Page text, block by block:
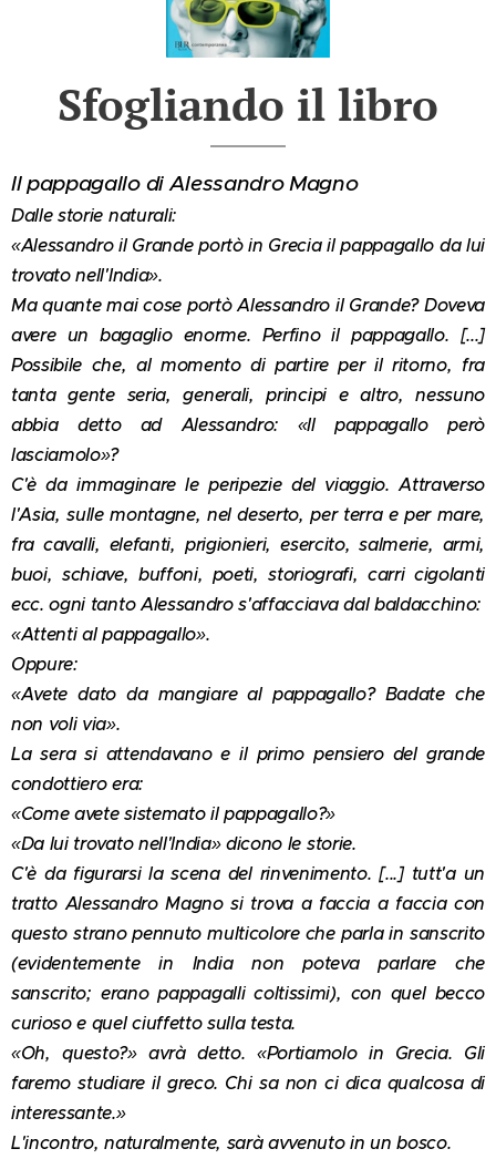
Sfogliando il libro
Il pappagallo di Alessandro Magno
Dalle storie naturali:
«Alessandro il Grande portò in Grecia il pappagallo da lui
trovato nell'India».
Ma quante mai cose portò Alessandro il Grande? Doveva
avere un bagaglio enorme. Perfino il pappagallo. [...]
Possibile che, al momento di partire per il ritorno, fra
tanta gente seria, generali, principi e altro, nessuno
abbia detto ad Alessandro: «Il pappagallo però
lasciamolo»?
C'è da immaginare le peripezie del viaggio. Attraverso
l'Asia, sulle montagne, nel deserto, per terra e per mare,
fra cavalli, elefanti, prigionieri, esercito, salmerie, armi,
buoi, schiave, buffoni, poeti, storiografi, carri cigolanti
ecc. ogni tanto Alessandro s'affacciava dal baldacchino:
«Attenti al pappagallo».
Oppure:
«Avete dato da mangiare al pappagallo? Badate che
non voli via».
La sera si attendavano e il primo pensiero del grande
condottiero era:
«Come avete sistemato il pappagallo?»
«Da lui trovato nell'India» dicono le storie.
C'è da figurarsi la scena del rinvenimento. [...] tutt'a un
tratto Alessandro Magno si trova a faccia a faccia con
questo strano pennuto multicolore che parla in sanscrito
(evidentemente in India non poteva parlare che
sanscrito; erano pappagalli coltissimi), con quel becco
curioso e quel ciuffetto sulla testa.
«Oh, questo?» avrà detto. «Portiamolo in Grecia. Gli
faremo studiare il greco. Chi sa non ci dica qualcosa di
interessante.»
L'incontro, naturalmente, sarà avvenuto in un bosco.